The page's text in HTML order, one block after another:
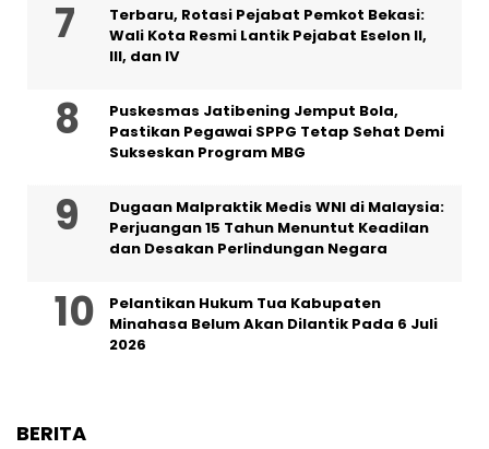
‎Terbaru, Rotasi Pejabat Pemkot Bekasi:
Wali Kota Resmi Lantik Pejabat Eselon II,
III, dan IV ‎
Puskesmas Jatibening Jemput Bola,
Pastikan Pegawai SPPG Tetap Sehat Demi
Sukseskan Program MBG
‎Dugaan Malpraktik Medis WNI di Malaysia:
Perjuangan 15 Tahun Menuntut Keadilan
dan Desakan Perlindungan Negara
Pelantikan Hukum Tua Kabupaten
Minahasa Belum Akan Dilantik Pada 6 Juli
2026
BERITA